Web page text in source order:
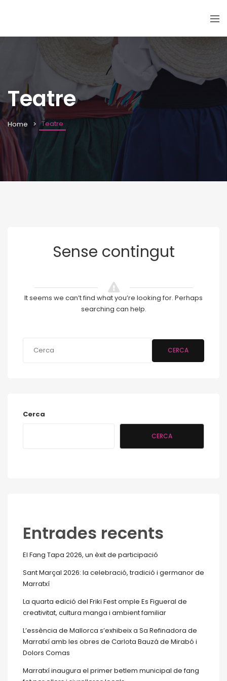
Teatre
Home Teatre
Sense contingut
It seems we can’t find what you’re looking for. Perhaps
searching can help.
CERCA
Cerca
CERCA
Entrades recents
El Fang Tapa 2026, un èxit de participació
Sant Marçal 2026: la celebració, tradició i germanor de
Marratxí
La quarta edició del Friki Fest omple Es Figueral de
creativitat, cultura manga i ambient familiar
L’essència de Mallorca s’exhibeix a Sa Refinadora de
Marratxí amb les obres de Carlota Bauzá de Mirabó i
Dolors Comas
Marratxí inaugura el primer betlem municipal de fang